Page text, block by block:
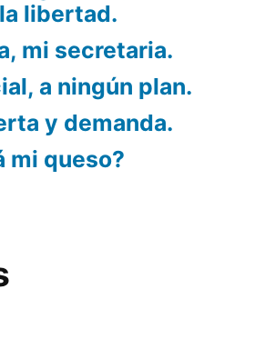
libertad.
mi secretaria.
a ningún plan.
y demanda.
mi queso?